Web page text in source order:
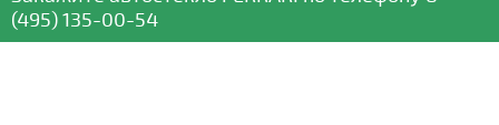
(495) 135-00-54